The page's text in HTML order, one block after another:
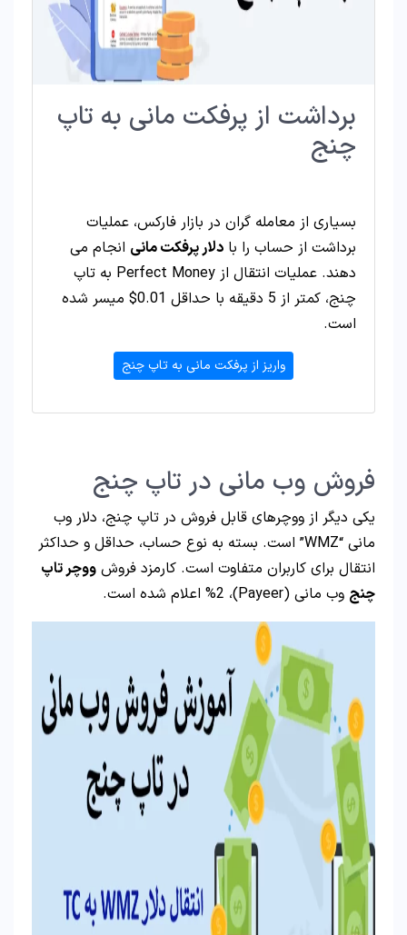
برداشت از پرفکت مانی به تاپ
چنج
بسیاری از معامله گران در بازار فارکس، عملیات
برداشت از حساب را با دلار پرفکت مانی انجام می
دهند. عملیات انتقال از Perfect Money به تاپ
چنج، کمتر از 5 دقیقه با حداقل 0.01$ میسر شده
است.
واریز از پرفکت مانی به تاپ چنج
فروش وب مانی در تاپ چنج
یکی دیگر از ووچرهای قابل فروش در تاپ چنج، دلار وب
مانی “WMZ” است. بسته به نوع حساب، حداقل و حداکثر
انتقال برای کاربران متفاوت است. کارمزد فروش ووچر تاپ
چنج وب مانی (Payeer)، %2 اعلام شده است.